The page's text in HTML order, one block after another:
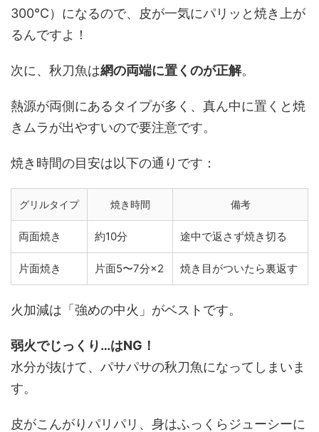
300℃）になるので、皮が一気にパリッと焼き上が
るんですよ！
次に、秋刀魚は網の両端に置くのが正解。
熱源が両側にあるタイプが多く、真ん中に置くと焼
きムラが出やすいので要注意です。
焼き時間の目安は以下の通りです：
グリルタイプ 焼き時間 備考
両面焼き 約10分 途中で返さず焼き切る
片面焼き 片面5〜7分×2 焼き目がついたら裏返す
火加減は「強めの中火」がベストです。
弱火でじっくり…はNG！
水分が抜けて、パサパサの秋刀魚になってしまいま
す。
皮がこんがりパリパリ、身はふっくらジューシーに